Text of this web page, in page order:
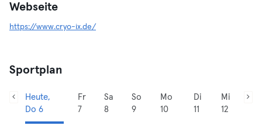
Webseite
https://www.cryo-ix.de/
Sportplan
Heute,
Do 6
Fr
7
Sa
8
So
9
Mo
10
Di
11
Mi
12